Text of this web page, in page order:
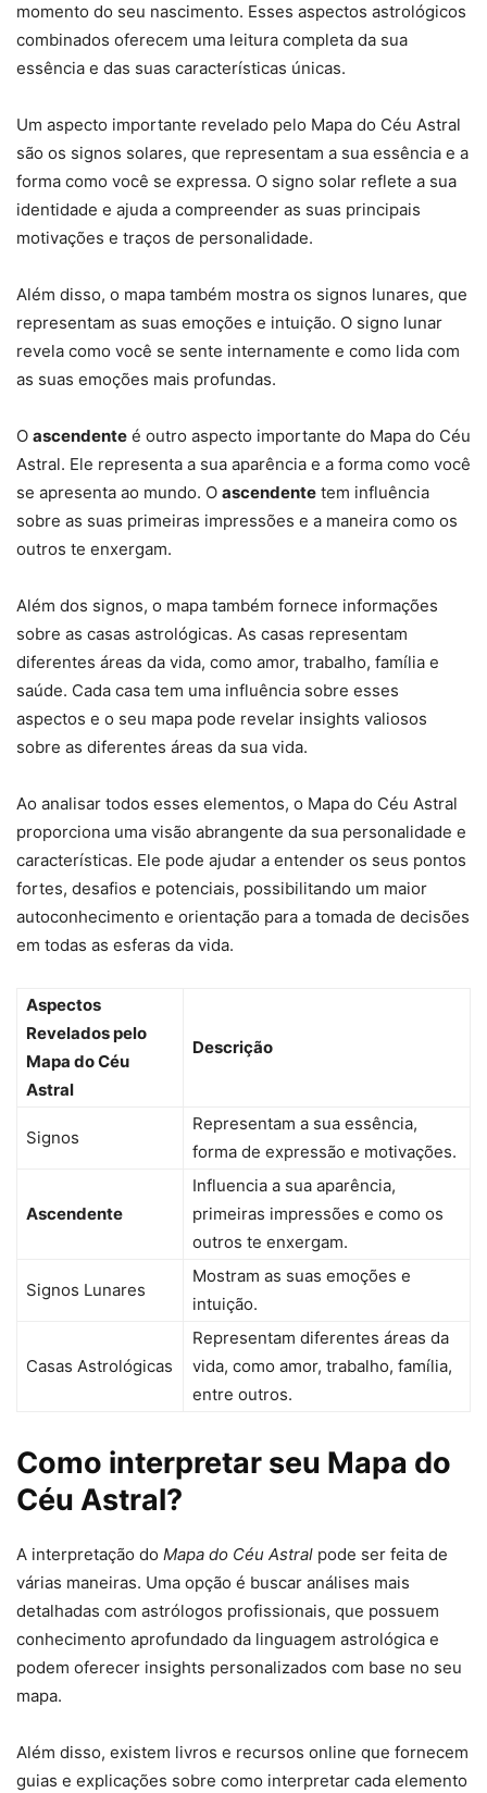
momento do seu nascimento. Esses aspectos astrológicos
combinados oferecem uma leitura completa da sua
essência e das suas características únicas.
Um aspecto importante revelado pelo Mapa do Céu Astral
são os signos solares, que representam a sua essência e a
forma como você se expressa. O signo solar reflete a sua
identidade e ajuda a compreender as suas principais
motivações e traços de personalidade.
Além disso, o mapa também mostra os signos lunares, que
representam as suas emoções e intuição. O signo lunar
revela como você se sente internamente e como lida com
as suas emoções mais profundas.
O ascendente é outro aspecto importante do Mapa do Céu
Astral. Ele representa a sua aparência e a forma como você
se apresenta ao mundo. O ascendente tem influência
sobre as suas primeiras impressões e a maneira como os
outros te enxergam.
Além dos signos, o mapa também fornece informações
sobre as casas astrológicas. As casas representam
diferentes áreas da vida, como amor, trabalho, família e
saúde. Cada casa tem uma influência sobre esses
aspectos e o seu mapa pode revelar insights valiosos
sobre as diferentes áreas da sua vida.
Ao analisar todos esses elementos, o Mapa do Céu Astral
proporciona uma visão abrangente da sua personalidade e
características. Ele pode ajudar a entender os seus pontos
fortes, desafios e potenciais, possibilitando um maior
autoconhecimento e orientação para a tomada de decisões
em todas as esferas da vida.
Aspectos
Revelados pelo
Mapa do Céu
Astral
Descrição
Signos
Representam a sua essência,
forma de expressão e motivações.
Ascendente
Influencia a sua aparência,
primeiras impressões e como os
outros te enxergam.
Signos Lunares
Mostram as suas emoções e
intuição.
Casas Astrológicas
Representam diferentes áreas da
vida, como amor, trabalho, família,
entre outros.
Como interpretar seu Mapa do
Céu Astral?
A interpretação do Mapa do Céu Astral pode ser feita de
várias maneiras. Uma opção é buscar análises mais
detalhadas com astrólogos profissionais, que possuem
conhecimento aprofundado da linguagem astrológica e
podem oferecer insights personalizados com base no seu
mapa.
Além disso, existem livros e recursos online que fornecem
guias e explicações sobre como interpretar cada elemento